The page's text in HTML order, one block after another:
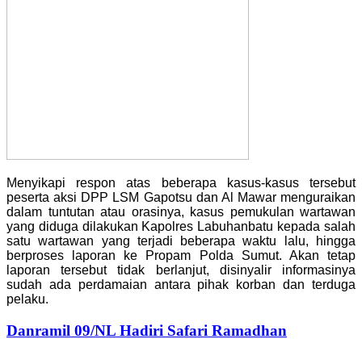
Menyikapi respon atas beberapa kasus-kasus tersebut
peserta aksi DPP LSM Gapotsu dan Al Mawar menguraikan
dalam tuntutan atau orasinya, kasus pemukulan wartawan
yang diduga dilakukan Kapolres Labuhanbatu kepada salah
satu wartawan yang terjadi beberapa waktu lalu, hingga
berproses laporan ke Propam Polda Sumut. Akan tetap
laporan tersebut tidak berlanjut, disinyalir informasinya
sudah ada perdamaian antara pihak korban dan terduga
pelaku.
Danramil 09/NL Hadiri Safari Ramadhan